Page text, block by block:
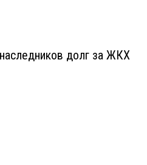
долг за ЖКХ